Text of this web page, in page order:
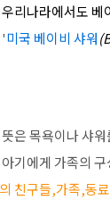
리나라에서도 베
'미국 베이비 샤워
은 목욕이나 샤
기에게 가족의
친구들,가족,동